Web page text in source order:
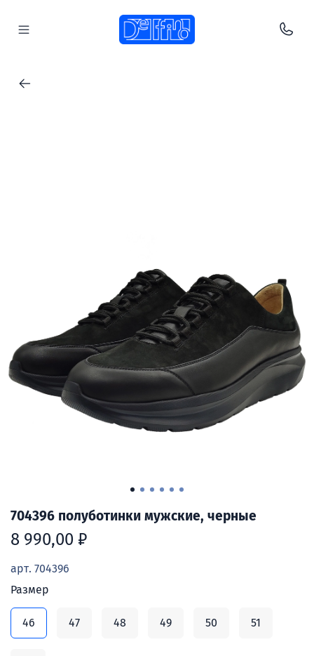
арт. 704396
704396 полуботинки мужские, черные
8 990,00 ₽
Размер
46 47 48 49 50 51